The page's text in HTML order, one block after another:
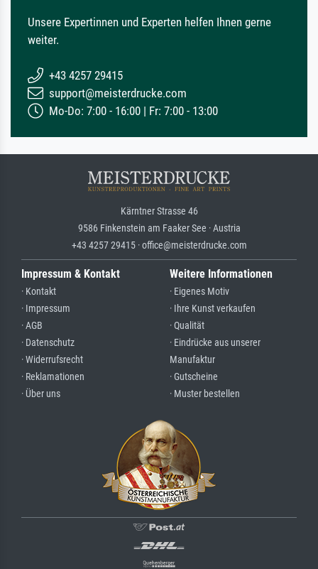
Unsere Expertinnen und Experten helfen Ihnen gerne
weiter.
+43 4257 29415
support@meisterdrucke.com
Mo-Do: 7:00 - 16:00 | Fr: 7:00 - 13:00
Kärntner Strasse 46
9586 Finkenstein am Faaker See · Austria
+43 4257 29415 · office@meisterdrucke.com
Impressum & Kontakt
· Kontakt
· Impressum
· AGB
· Datenschutz
· Widerrufsrecht
· Reklamationen
· Über uns
Weitere Informationen
· Eigenes Motiv
· Ihre Kunst verkaufen
· Qualität
· Eindrücke aus unserer
Manufaktur
· Gutscheine
· Muster bestellen